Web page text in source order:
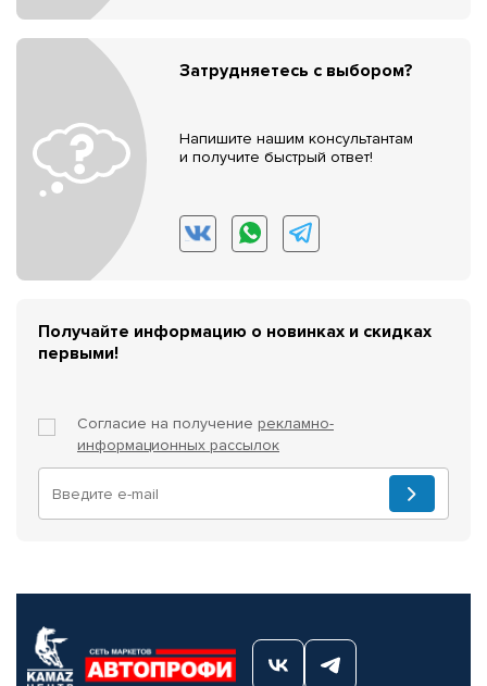
Затрудняетесь с выбором?
Напишите нашим консультантам
и получите быстрый ответ!
Получайте информацию о новинках и скидках
первыми!
Согласие на получение рекламно-
информационных рассылок